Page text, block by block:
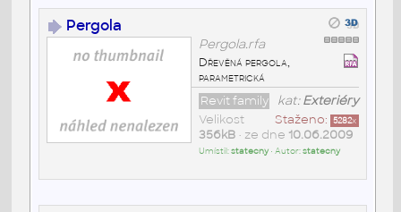
Pergola
Pergola.rfa
Dřevěná pergola,
parametrická
kat:Exteriéry
Revit family
Staženo: 5282x
Velikost
356kB• ze dne 10.06.2009
Umístil:statecny• Autor:statecny